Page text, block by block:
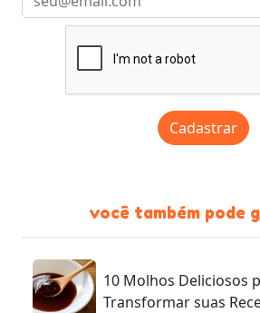
Cadastrar
você também pode
10 Molhos Deliciosos
Transformar suas